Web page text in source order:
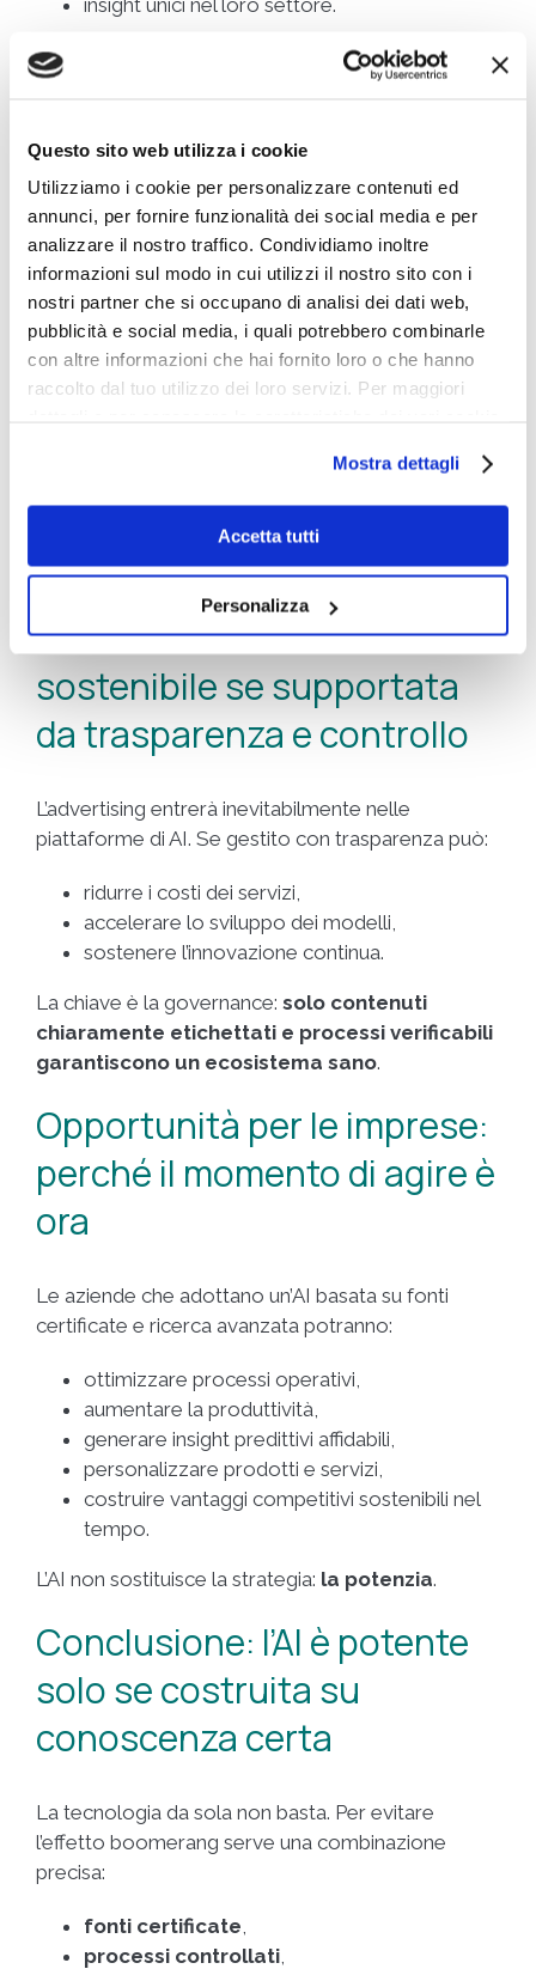
Questo sito web utilizza i cookie
Utilizziamo i cookie per personalizzare contenuti ed
annunci, per fornire funzionalità dei social media e per
analizzare il nostro traffico. Condividiamo inoltre
informazioni sul modo in cui utilizzi il nostro sito con i
nostri partner che si occupano di analisi dei dati web,
pubblicità e social media, i quali potrebbero combinarle
con altre informazioni che hai fornito loro o che hanno
raccolto dal tuo utilizzo dei loro servizi. Per maggiori
Mostra dettagli
Accetta tutti
Personalizza
4. Progetti AI personalizzati:
generiche
BIG non propone soluzioni standard: realizza
progetti AI ad hoc
, costruiti sulle esigenze reali
dell’azienda.
Questo include:
analisi dei processi e dei flussi informativi,
costruzione di dataset certificati,
formazione per un utilizzo consapevole
dell’AI.
Pubblicità e AI: una leva
sostenibile se supportata
da trasparenza e controllo
L’advertising entrerà inevitabilmente nelle
piattaforme di AI. Se gestito con trasparenza può:
ridurre i costi dei servizi,
accelerare lo sviluppo dei modelli,
sostenere l’innovazione continua.
La chiave è la governance: solo contenuti
chiaramente etichettati e processi verificabili
garantiscono un ecosistema sano.
Opportunità per le imprese:
perché il momento di agire è
ora
Le aziende che adottano un’AI basata su fonti
certificate e ricerca avanzata potranno:
ottimizzare processi operativi,
aumentare la produttività,
generare insight predittivi affidabili,
personalizzare prodotti e servizi,
costruire vantaggi competitivi sostenibili nel
tempo.
L’AI non sostituisce la strategia: la potenzia.
Conclusione: l’AI è potente
solo se costruita su
conoscenza certa
La tecnologia da sola non basta. Per evitare
l’effetto boomerang serve una combinazione
precisa:
fonti certificate
processi controllati